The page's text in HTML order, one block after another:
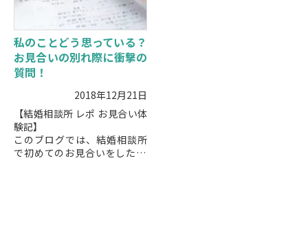
私のことどう思っている？
お見合いの別れ際に衝撃の
質問！
2018年12月21日
【結婚相談所 レポ お見合い体
験記】
このブログでは、結婚相談所
で初めてのお見合いをした43